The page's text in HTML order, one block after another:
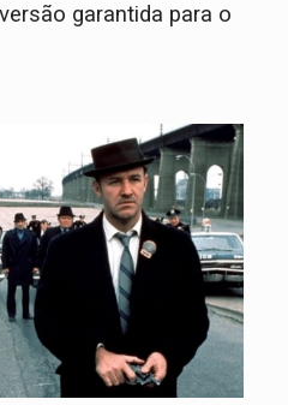
garantida para o